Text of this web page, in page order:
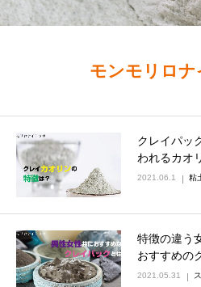
モンモリロナ
クレイパッ
われるカオ
2021.06.1 粘
特徴の違う
おすすめの
2021.05.31
お知らせ